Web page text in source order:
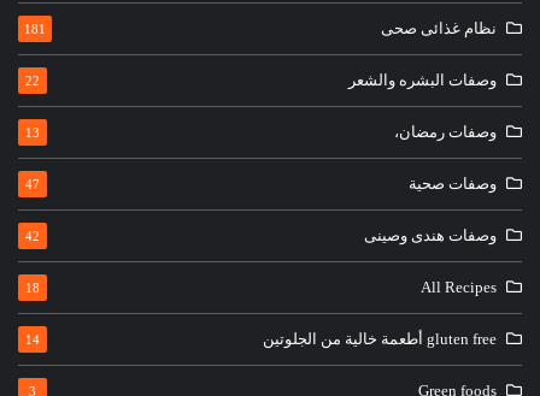
نظام غذائى صحى 181
وصفات البشره والشعر 22
وصفات رمضان، 13
وصفات صحية 47
وصفات هندى وصينى 42
All Recipes
18
gluten free أطعمة خالية من الجلوتين 14
Green foods
3